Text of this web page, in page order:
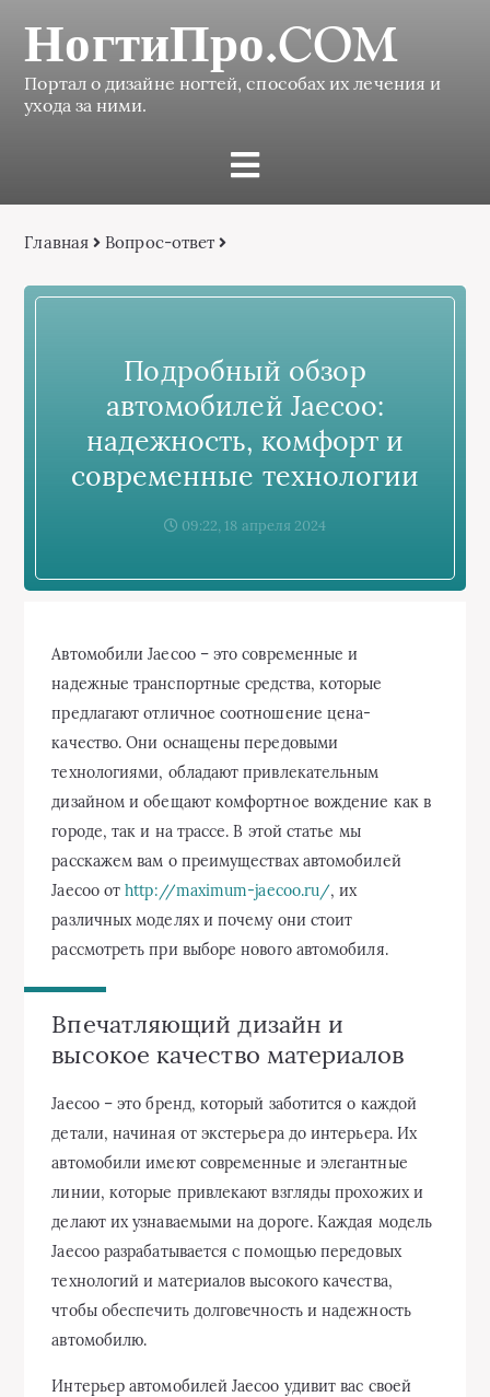
НогтиПро.COM
Портал о дизайне ногтей, способах их лечения и
ухода за ними.
Главная Вопрос-ответ
Подробный обзор
автомобилей Jaecoo:
надежность, комфорт и
современные технологии
09:22, 18 апреля 2024
Автомобили Jaecoo – это современные и
надежные транспортные средства, которые
предлагают отличное соотношение цена-
качество. Они оснащены передовыми
технологиями, обладают привлекательным
дизайном и обещают комфортное вождение как в
городе, так и на трассе. В этой статье мы
расскажем вам о преимуществах автомобилей
Jaecoo отhttp://maximum-jaecoo.ru/, их
различных моделях и почему они стоит
рассмотреть при выборе нового автомобиля.
Впечатляющий дизайн и
высокое качество материалов
Jaecoo – это бренд, который заботится о каждой
детали, начиная от экстерьера до интерьера. Их
автомобили имеют современные и элегантные
линии, которые привлекают взгляды прохожих и
делают их узнаваемыми на дороге. Каждая модель
Jaecoo разрабатывается с помощью передовых
технологий и материалов высокого качества,
чтобы обеспечить долговечность и надежность
автомобилю.
Интерьер автомобилей Jaecoo удивит вас своей